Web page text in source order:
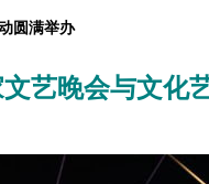
圆满举办
艺晚会与文化